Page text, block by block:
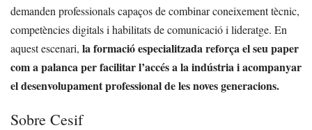
demanden professionals capaços de combinar coneixement tècnic,
competències digitals i habilitats de comunicació i lideratge. En
aquest escenari, la formació especialitzada reforça el seu paper
com a palanca per facilitar l’accés a la indústria i acompanyar
el desenvolupament professional de les noves generacions.
Sobre Cesif